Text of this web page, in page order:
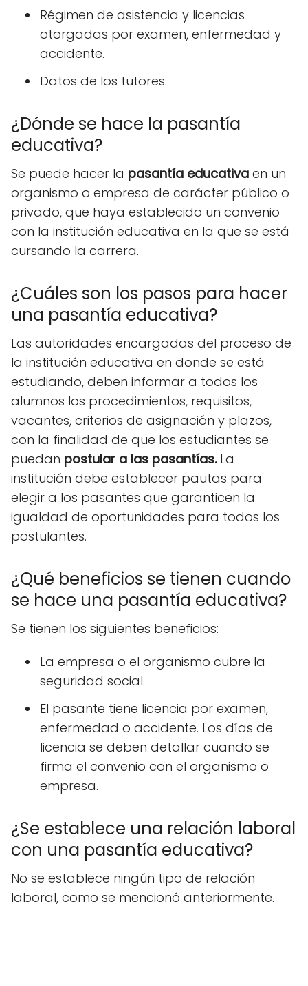
Régimen de asistencia y licencias
otorgadas por examen, enfermedad y
accidente.
Datos de los tutores.
¿Dónde se hace la pasantía
educativa?
Se puede hacer la pasantía educativa en un
organismo o empresa de carácter público o
privado, que haya establecido un convenio
con la institución educativa en la que se está
cursando la carrera.
¿Cuáles son los pasos para hacer
una pasantía educativa?
Las autoridades encargadas del proceso de
la institución educativa en donde se está
estudiando, deben informar a todos los
alumnos los procedimientos, requisitos,
vacantes, criterios de asignación y plazos,
con la finalidad de que los estudiantes se
puedan postular a las pasantías.La
institución debe establecer pautas para
elegir a los pasantes que garanticen la
igualdad de oportunidades para todos los
postulantes.
¿Qué beneficios se tienen cuando
se hace una pasantía educativa?
Se tienen los siguientes beneficios:
La empresa o el organismo cubre la
seguridad social.
El pasante tiene licencia por examen,
enfermedad o accidente. Los días de
licencia se deben detallar cuando se
firma el convenio con el organismo o
empresa.
¿Se establece una relación laboral
con una pasantía educativa?
No se establece ningún tipo de relación
laboral, como se mencionó anteriormente.